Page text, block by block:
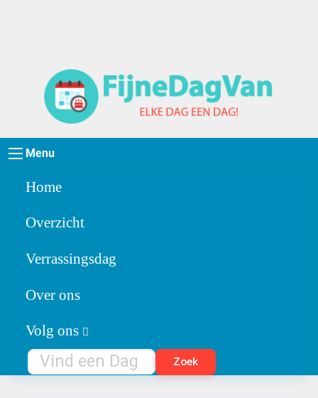
Menu
Home
Overzicht
Verrassingsdag
Over ons
Volg ons